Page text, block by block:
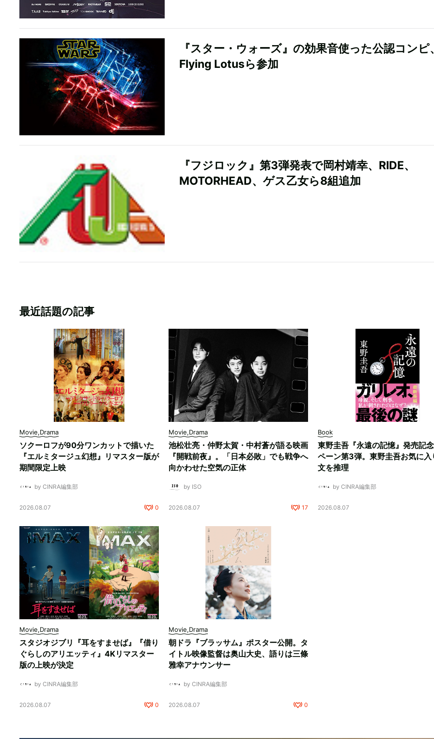
『スター・ウォーズ』の効果音使った公認コンピ
Flying Lotusら参加
『フジロック』第3弾発表で岡村靖幸、RIDE、
MOTORHEAD、ゲス乙女ら8組追加
最近話題の記事
Movie,Drama
ソクーロフが90分ワンカットで描いた
『エルミタージュ幻想』リマスター版が
期間限定上映
by CINRA編集部
2026.08.07 0
Movie,Drama
池松壮亮・仲野太賀・中村蒼が語る映画
『開戦前夜』。「日本必敗」でも戦争へ
向かわせた空気の正体
by ISO
2026.08.07 17
Book
東野圭吾『永遠の記憶』発売記
ペーン第3弾。東野圭吾お気に入
文を推理
by CINRA編集部
2026.08.07
Movie,Drama
スタジオジブリ『耳をすませば』『借り
ぐらしのアリエッティ』4Kリマスター
版の上映が決定
by CINRA編集部
2026.08.07 0
Movie,Drama
朝ドラ『ブラッサム』ポスター公開。タ
イトル映像監督は奥山大史、語りは三條
雅幸アナウンサー
by CINRA編集部
2026.08.07 0